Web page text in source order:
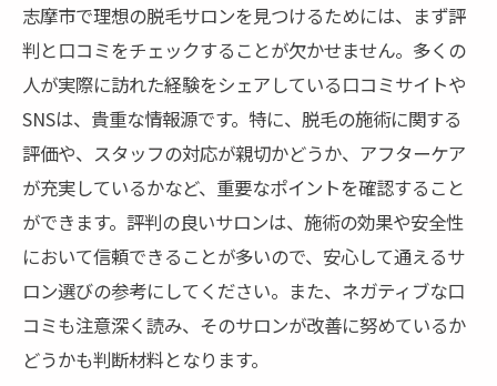
敏感肌にも安心な脱毛法とは
肌トラブルを避けるための注意点
脱毛後のスキンケアが重要な理由
アレルギー反応を防ぐための方法
肌を守るための最新技術
志摩市でおすすめの脱毛サロン3選
地域密着型のアットホームなサロン
高評価の技術を持つサロン
最新設備を備えたサロン
カスタマイズプランが豊富なサロン
志摩市で理想の脱毛サロンを見つけるためには、まず評
判と口コミをチェックすることが欠かせません。多くの
人が実際に訪れた経験をシェアしている口コミサイトや
SNSは、貴重な情報源です。特に、脱毛の施術に関する
評価や、スタッフの対応が親切かどうか、アフターケア
が充実しているかなど、重要なポイントを確認すること
ができます。評判の良いサロンは、施術の効果や安全性
において信頼できることが多いので、安心して通えるサ
ロン選びの参考にしてください。また、ネガティブな口
コミも注意深く読み、そのサロンが改善に努めているか
どうかも判断材料となります。